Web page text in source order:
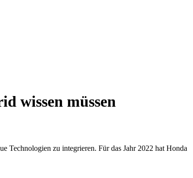
wissen müssen
Technologien zu integrieren. Für das Jahr 2022 hat Honda